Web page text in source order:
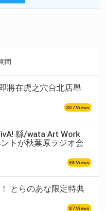
間
將在虎之穴台北店舉
307 Views
緜/wata Art Work
トが秋葉原ラジオ会
88 Views
とらのあな限定特典
87 Views